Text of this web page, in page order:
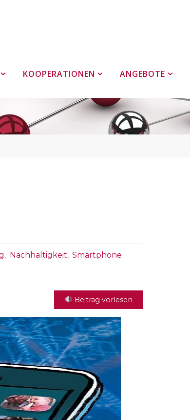
KOOPERATIONEN ANGEBOTE
, Nachhaltigkeit, Smartphone
Beitrag vorlesen